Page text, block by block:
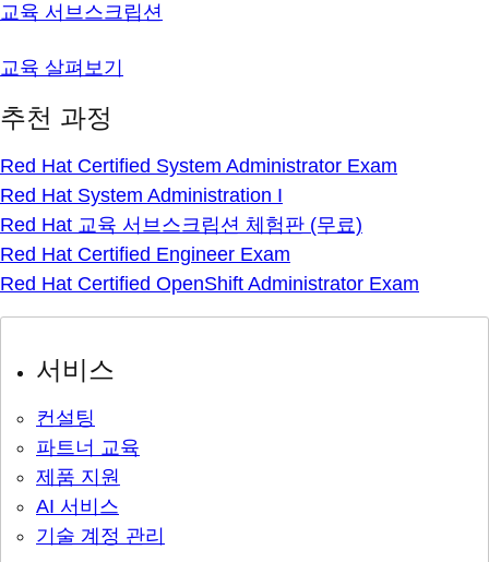
교육 서브스크립션
교육 살펴보기
추천 과정
Red Hat Certified System Administrator Exam
Red Hat System Administration I
Red Hat 교육 서브스크립션 체험판 (무료)
Red Hat Certified Engineer Exam
Red Hat Certified OpenShift Administrator Exam
서비스
컨설팅
파트너 교육
제품 지원
AI 서비스
기술 계정 관리